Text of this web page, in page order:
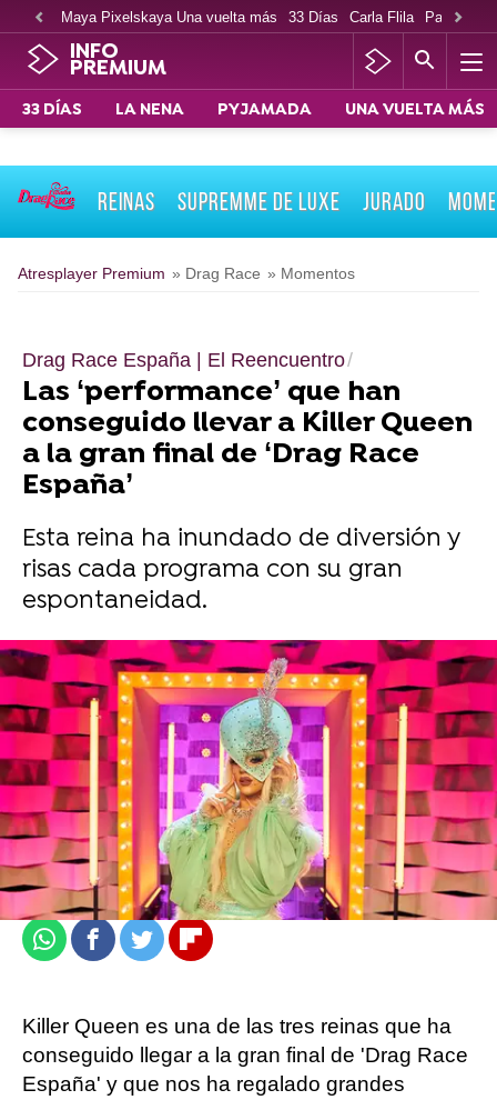
Maya Pixelskaya Una vuelta más 33 Días Carla Flila Paco
INFO
PREMIUM
33 DÍAS LA NENA PYJAMADA UNA VUELTA MÁS
REINAS SUPREMME DE LUXE JURADO
Atresplayer Premium » Drag Race » Momentos
Drag Race España | El Reencuentro
Las ‘performance’ que han
conseguido llevar a Killer Queen
a la gran final de ‘Drag Race
España’
Esta reina ha inundado de diversión y
risas cada programa con su gran
espontaneidad.
atresplayer
Madrid
Actualizado:18 de julio de 2021, 21:10
Publicado:18 de julio de 2021, 21:08
WhatsappFacebook
TwitterFlipboard
Killer Queen es una de las tres reinas que ha
conseguido llegar a la gran final de 'Drag Race
España' y que nos ha regalado grandes